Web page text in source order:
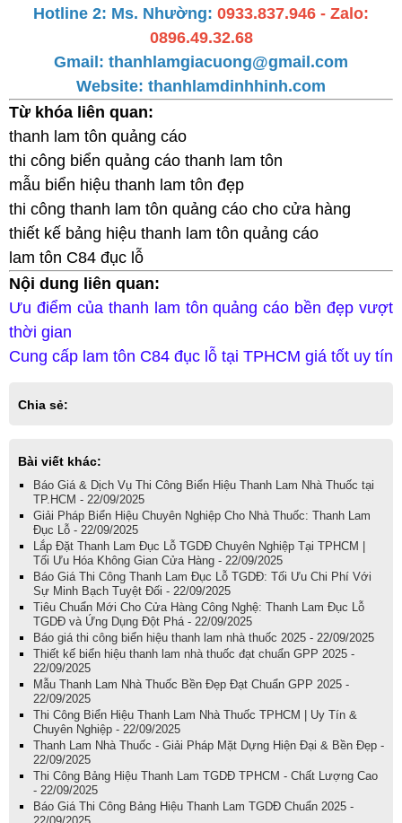
Hotline 2: Ms. Nhường: 0933.837.946 - Zalo:
0896.49.32.68
Gmail: thanhlamgiacuong@gmail.com
Website: thanhlamdinhhinh.com
Từ khóa liên quan:
thanh lam tôn quảng cáo
thi công biển quảng cáo thanh lam tôn
mẫu biển hiệu thanh lam tôn đẹp
thi công thanh lam tôn quảng cáo cho cửa hàng
thiết kế bảng hiệu thanh lam tôn quảng cáo
lam tôn C84 đục lỗ
Nội dung liên quan:
Ưu điểm của thanh lam tôn quảng cáo bền đẹp vượt
thời gian
Cung cấp lam tôn C84 đục lỗ tại TPHCM giá tốt uy tín
Chia sẻ:
Bài viết khác:
Báo Giá & Dịch Vụ Thi Công Biển Hiệu Thanh Lam Nhà Thuốc tại
TP.HCM - 22/09/2025
Giải Pháp Biển Hiệu Chuyên Nghiệp Cho Nhà Thuốc: Thanh Lam
Đục Lỗ - 22/09/2025
Lắp Đặt Thanh Lam Đục Lỗ TGDĐ Chuyên Nghiệp Tại TPHCM |
Tối Ưu Hóa Không Gian Cửa Hàng - 22/09/2025
Báo Giá Thi Công Thanh Lam Đục Lỗ TGDĐ: Tối Ưu Chi Phí Với
Sự Minh Bạch Tuyệt Đối - 22/09/2025
Tiêu Chuẩn Mới Cho Cửa Hàng Công Nghệ: Thanh Lam Đục Lỗ
TGDĐ và Ứng Dụng Đột Phá - 22/09/2025
Báo giá thi công biển hiệu thanh lam nhà thuốc 2025 - 22/09/2025
Thiết kế biển hiệu thanh lam nhà thuốc đạt chuẩn GPP 2025 -
22/09/2025
Mẫu Thanh Lam Nhà Thuốc Bền Đẹp Đạt Chuẩn GPP 2025 -
22/09/2025
Thi Công Biển Hiệu Thanh Lam Nhà Thuốc TPHCM | Uy Tín &
Chuyên Nghiệp - 22/09/2025
Thanh Lam Nhà Thuốc - Giải Pháp Mặt Dựng Hiện Đại & Bền Đẹp -
22/09/2025
Thi Công Bảng Hiệu Thanh Lam TGDĐ TPHCM - Chất Lượng Cao
- 22/09/2025
Báo Giá Thi Công Bảng Hiệu Thanh Lam TGDĐ Chuẩn 2025 -